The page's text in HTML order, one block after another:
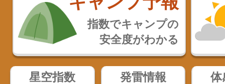
指数でキャンプの
安全度がわかる
星空指数 発雷情報 体